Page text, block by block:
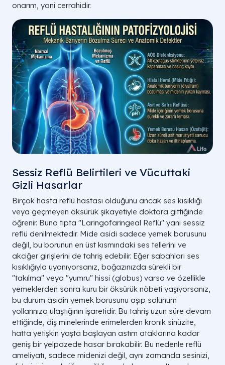
onarım, yani cerrahidir.
Sessiz Reflü Belirtileri ve Vücuttaki
Gizli Hasarlar
Birçok hasta reflü hastası olduğunu ancak ses kısıklığı
veya geçmeyen öksürük şikayetiyle doktora gittiğinde
öğrenir. Buna tıpta "Laringofaringeal Reflü" yani sessiz
reflü denilmektedir. Mide asidi sadece yemek borusunu
değil, bu borunun en üst kısmındaki ses tellerini ve
akciğer girişlerini de tahriş edebilir. Eğer sabahları ses
kısıklığıyla uyanıyorsanız, boğazınızda sürekli bir
"takılma" veya "yumru" hissi (globus) varsa ve özellikle
yemeklerden sonra kuru bir öksürük nöbeti yaşıyorsanız,
bu durum asidin yemek borusunu aşıp solunum
yollarınıza ulaştığının işaretidir. Bu tahriş uzun süre devam
ettiğinde, diş minelerinde erimelerden kronik sinüzite,
hatta yetişkin yaşta başlayan astım ataklarına kadar
geniş bir yelpazede hasar bırakabilir. Bu nedenle reflü
ameliyatı, sadece midenizi değil, aynı zamanda sesinizi,